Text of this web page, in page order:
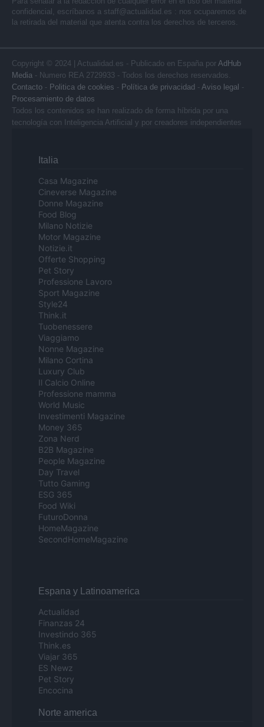
confidencial, escríbanos a staff@actualidad.es : nos ocuparemos de
la retirada del material que atenta contra los derechos de terceros.
Copyright © 2024 | Actualidad.es - Publicado en España por AdHub
Media - Numero REA 2729933 - Todos los derechos reservados.
Contacto - Politica de cookies - Política de privacidad - Aviso legal -
Procesamiento de datos
Todos los contenidos se han realizado de forma híbrida por una
tecnología con Inteligencia Artificial y por creadores independientes
Italia
Casa Magazine
Cineverse Magazine
Donne Magazine
Food Blog
Milano Notizie
Motor Magazine
Notizie.it
Offerte Shopping
Pet Story
Professione Lavoro
Sport Magazine
Style24
Think.it
Tuobenessere
Viaggiamo
Nonne Magazine
Milano Cortina
Luxury Club
Il Calcio Online
Professione mamma
World Music
Investimenti Magazine
Money 365
Zona Nerd
B2B Magazine
People Magazine
Day Travel
Tutto Gaming
ESG 365
Food Wiki
FuturoDonna
HomeMagazine
SecondHomeMagazine
Espana y Latinoamerica
Actualidad
Finanzas 24
Investindo 365
Think.es
Viajar 365
ES Newz
Pet Story
Encocina
Norte america